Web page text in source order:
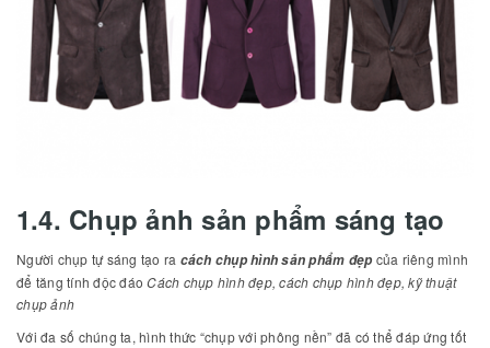
1.4. Chụp ảnh sản phẩm sáng tạo
Người chụp tự sáng tạo ra cách chụp hình sản phẩm đẹp của riêng mình
để tăng tính độc đáoCách chụp hình đẹp, cách chụp hình đẹp, kỹ thuật
chụp ảnh
Với đa số chúng ta, hình thức “chụp với phông nền” đã có thể đáp ứng tốt